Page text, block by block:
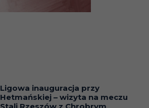
Ligowa inauguracja przy
Hetmańskiej – wizyta na meczu